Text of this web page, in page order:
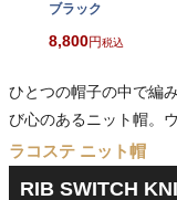
ブラック
8,800 税込
ひとつの帽子の中で編
び心のあるニット帽。
ラコステ ニット帽
RIB SWITCH